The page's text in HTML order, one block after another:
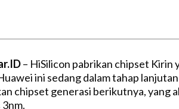
– HiSilicon pabrikan chipset Kirin
ini sedang dalam tahap lanjutan
chipset generasi berikutnya, yang